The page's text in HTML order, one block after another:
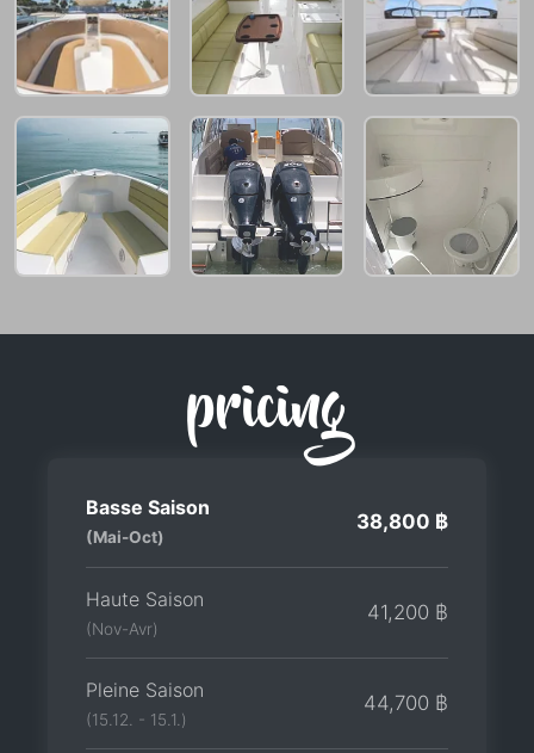
pricing
Basse Saison
(Mai-Oct)
38,800 ฿
Haute Saison
(Nov-Avr)
41,200 ฿
Pleine Saison
(15.12. - 15.1.)
44,700 ฿